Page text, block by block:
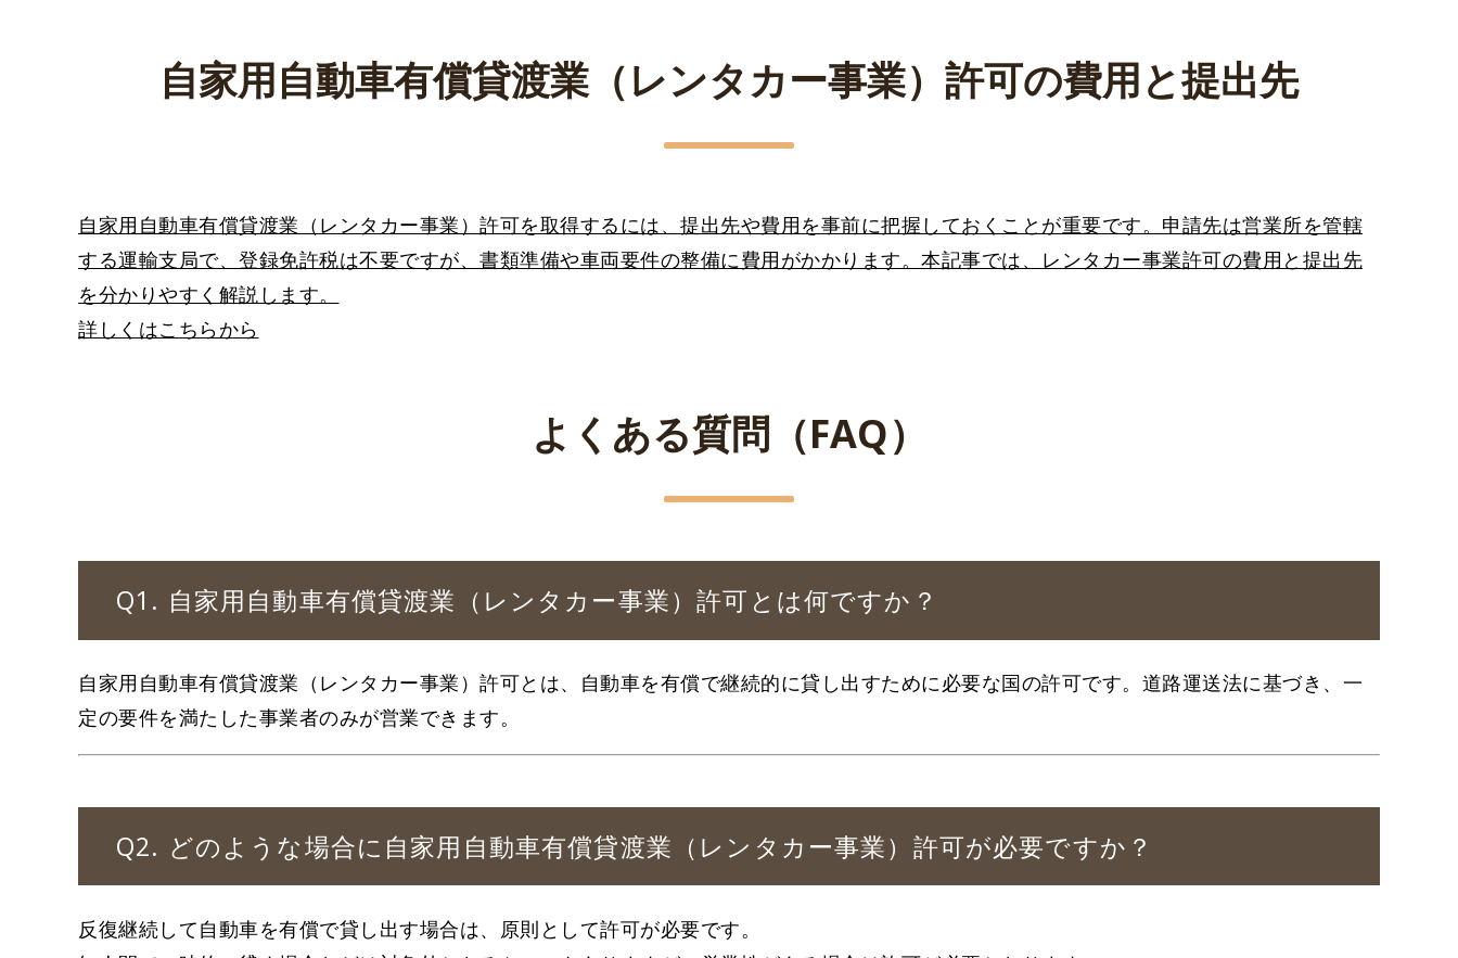
自家用自動車有償貸渡業（レンタカー事業）許可の費用と提出先
自家用自動車有償貸渡業（レンタカー事業）許可を取得するには、提出先や費用を事前に把握しておくことが重要です。申請先は営業所を管轄
する運輸支局で、登録免許税は不要ですが、書類準備や車両要件の整備に費用がかかります。本記事では、レンタカー事業許可の費用と提出先
を分かりやすく解説します。
詳しくはこちらから
よくある質問（FAQ）
Q1. 自家用自動車有償貸渡業（レンタカー事業）許可とは何ですか？
自家用自動車有償貸渡業（レンタカー事業）許可とは、自動車を有償で継続的に貸し出すために必要な国の許可です。道路運送法に基づき、一
定の要件を満たした事業者のみが営業できます。
Q2. どのような場合に自家用自動車有償貸渡業（レンタカー事業）許可が必要ですか？
反復継続して自動車を有償で貸し出す場合は、原則として許可が必要です。